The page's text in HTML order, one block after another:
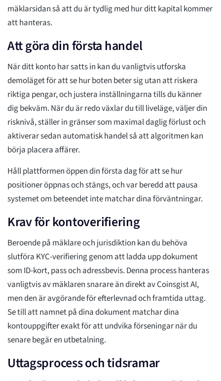
mäklarsidan så att du är tydlig med hur ditt kapital kommer
att hanteras.
Att göra din första handel
När ditt konto har satts in kan du vanligtvis utforska
demoläget för att se hur boten beter sig utan att riskera
riktiga pengar, och justera inställningarna tills du känner
dig bekväm. När du är redo växlar du till liveläge, väljer din
risknivå, ställer in gränser som maximal daglig förlust och
aktiverar sedan automatisk handel så att algoritmen kan
börja placera affärer.
Håll plattformen öppen din första dag för att se hur
positioner öppnas och stängs, och var beredd att pausa
systemet om beteendet inte matchar dina förväntningar.
Krav för kontoverifiering
Beroende på mäklare och jurisdiktion kan du behöva
slutföra KYC-verifiering genom att ladda upp dokument
som ID-kort, pass och adressbevis. Denna process hanteras
vanligtvis av mäklaren snarare än direkt av Coinsgist AI,
men den är avgörande för efterlevnad och framtida uttag.
Se till att namnet på dina dokument matchar dina
kontouppgifter exakt för att undvika förseningar när du
senare begär en utbetalning.
Uttagsprocess och tidsramar